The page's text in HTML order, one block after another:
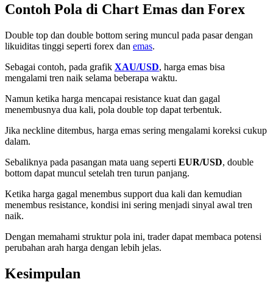
Contoh Pola di Chart Emas dan Forex
Double top dan double bottom sering muncul pada pasar dengan
likuiditas tinggi seperti forex dan emas.
Sebagai contoh, pada grafik XAU/USD, harga emas bisa
mengalami tren naik selama beberapa waktu.
Namun ketika harga mencapai resistance kuat dan gagal
menembusnya dua kali, pola double top dapat terbentuk.
Jika neckline ditembus, harga emas sering mengalami koreksi cukup
dalam.
Sebaliknya pada pasangan mata uang seperti EUR/USD, double
bottom dapat muncul setelah tren turun panjang.
Ketika harga gagal menembus support dua kali dan kemudian
menembus resistance, kondisi ini sering menjadi sinyal awal tren
naik.
Dengan memahami struktur pola ini, trader dapat membaca potensi
perubahan arah harga dengan lebih jelas.
Kesimpulan